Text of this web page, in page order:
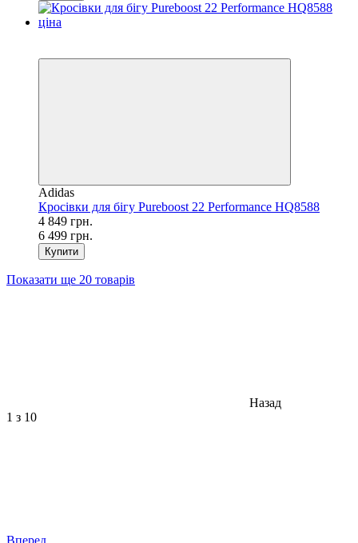
Adidas
Кросівки для бігу Pureboost 22 Performance HQ8588
4 849 грн.
6 499 грн.
Купити
Показати ще 20 товарів
Назад
1 з 10
Вперед